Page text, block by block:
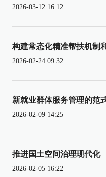
2026-03-12 16:12
构建常态化精准帮扶机制
2026-02-24 09:32
新就业群体服务管理的范
2026-02-09 14:25
推进国土空间治理现代化
2026-02-05 16:22